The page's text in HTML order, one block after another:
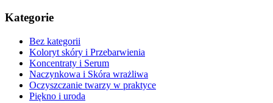
Kategorie
Bez kategorii
Koloryt skóry i Przebarwienia
Koncentraty i Serum
Naczynkowa i Skóra wrażliwa
Oczyszczanie twarzy w praktyce
Piękno i uroda